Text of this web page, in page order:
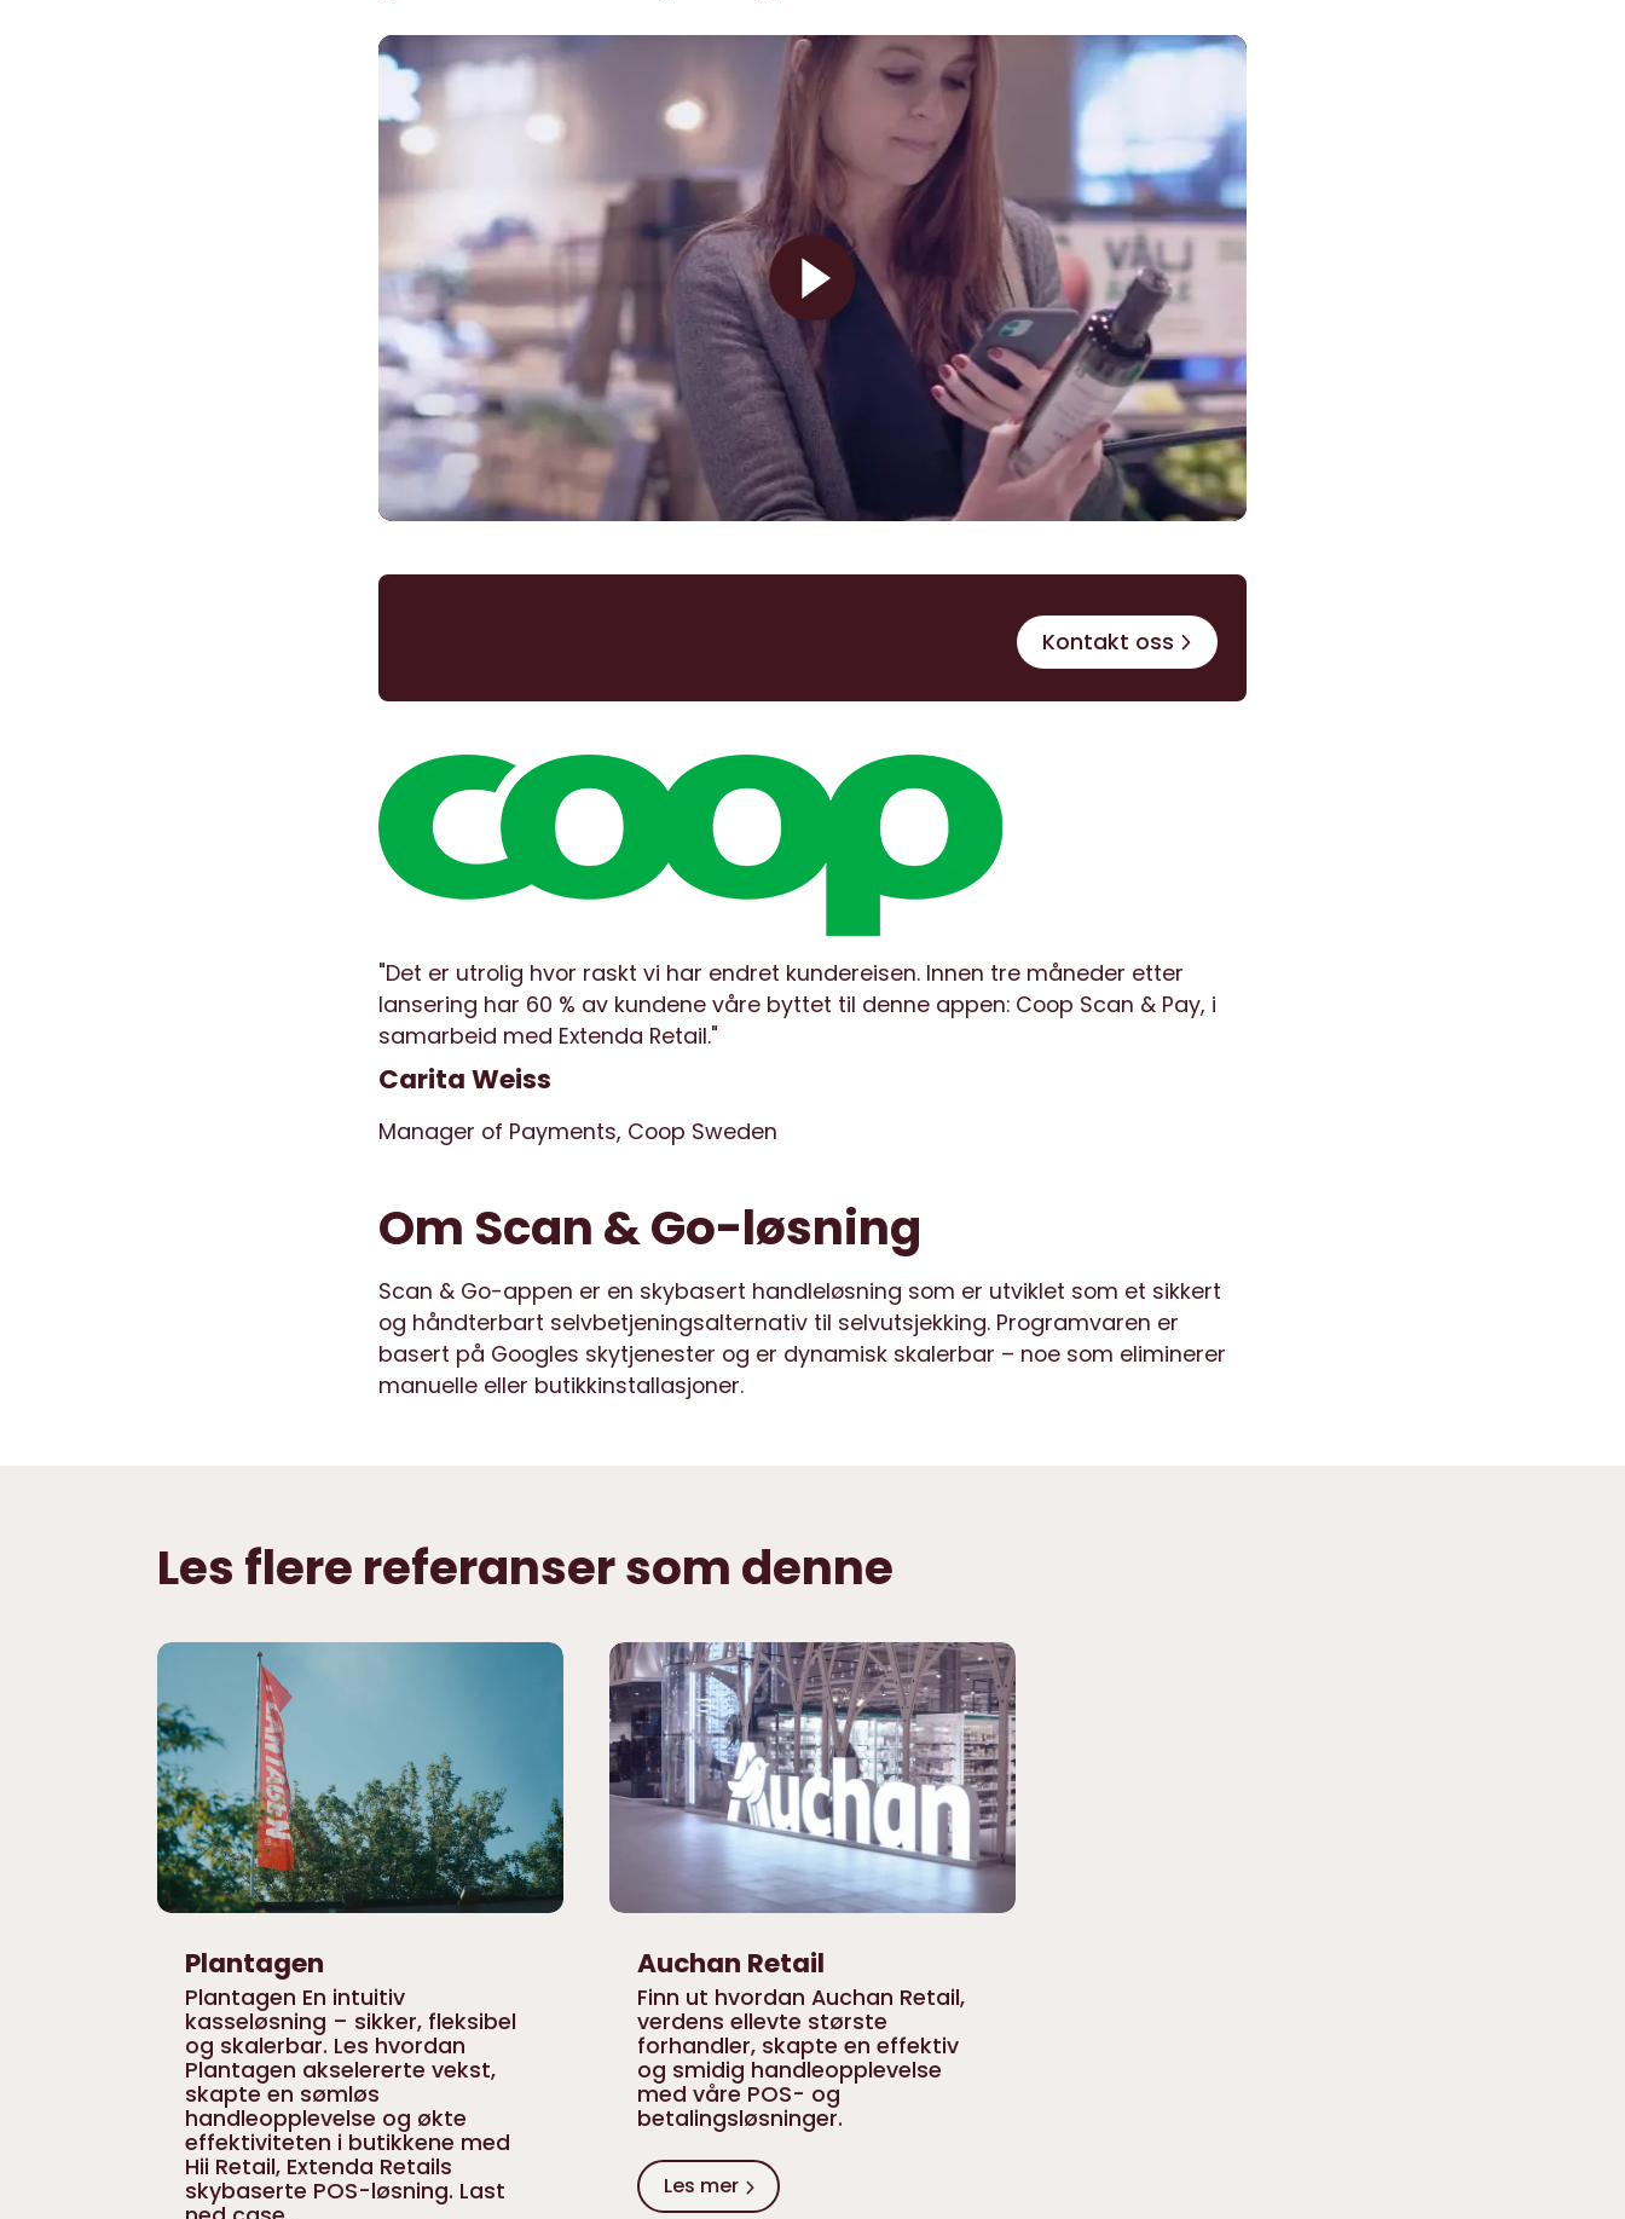
Kontakt oss
Carita Weiss
Manager of Payments, Coop Sweden
"Det er utrolig hvor raskt vi har endret kundereisen. Innen tre måneder etter
lansering har 60 % av kundene våre byttet til denne appen: Coop Scan & Pay, i
samarbeid med Extenda Retail."
Om Scan & Go-løsning
Scan & Go-appen er en skybasert handleløsning som er utviklet som et sikkert
og håndterbart selvbetjeningsalternativ til selvutsjekking. Programvaren er
basert på Googles skytjenester og er dynamisk skalerbar – noe som eliminerer
manuelle eller butikkinstallasjoner.
Les flere referanser som denne
Plantagen
Plantagen En intuitiv
kasseløsning – sikker, fleksibel
og skalerbar. Les hvordan
Plantagen akselererte vekst,
skapte en sømløs
handleopplevelse og økte
effektiviteten i butikkene med
Hii Retail, Extenda Retails
skybaserte POS-løsning. Last
Auchan Retail
Finn ut hvordan Auchan Retail,
verdens ellevte største
forhandler, skapte en effektiv
og smidig handleopplevelse
med våre POS- og
betalingsløsninger.
Les mer